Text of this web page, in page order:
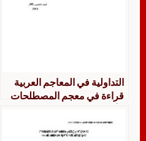
التداولية في المعاجم العربية
قراءة في معجم المصطلحات
وتحليل الخطاب لنعمان بوقرة